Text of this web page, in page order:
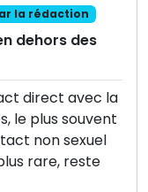
la rédaction
dehors des
direct avec la
le plus souvent
non sexuel
rare, reste